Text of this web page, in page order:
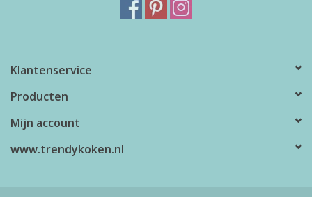
Klantenservice
Producten
Mijn account
www.trendykoken.nl